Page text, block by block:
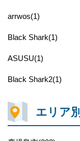
arrwos(1)
Black Shark(1)
ASUSU(1)
Black Shark2(1)
エリア別